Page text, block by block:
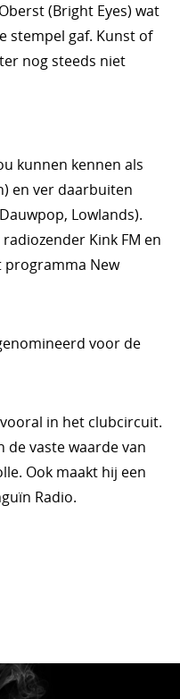
(Bright Eyes) wat
stempel gaf. Kunst of
nog steeds niet
kunnen kennen als
en ver daarbuiten
Lowlands).
Kink FM en
programma New
voor de
in het clubcircuit.
de vaste waarde van
Ook maakt hij een
Radio.